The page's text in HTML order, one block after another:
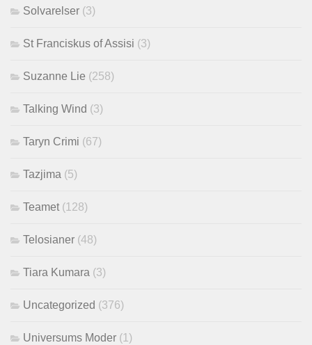
Solvarelser (3)
St Franciskus of Assisi (3)
Suzanne Lie (258)
Talking Wind (3)
Taryn Crimi (67)
Tazjima (5)
Teamet (128)
Telosianer (48)
Tiara Kumara (3)
Uncategorized (376)
Universums Moder (1)